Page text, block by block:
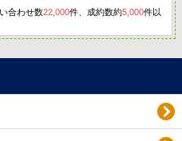
合わせ数22,000件、成約数約5,000件以